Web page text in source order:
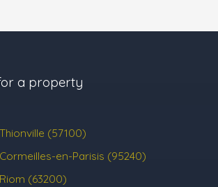
a property
(57100)
en-Parisis (95240)
(63200)